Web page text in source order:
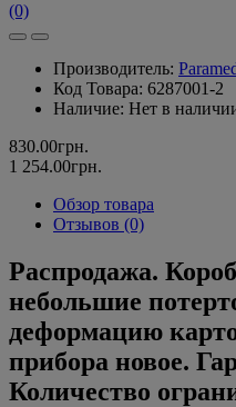
(0)
Производитель:
Код Товара: 6287001-2
Наличие: Нет в
830.00грн.
1 254.00грн.
Обзор товара
Отзывов (0)
Распродажа.
небольшие
деформацию
прибора новое.
Количество